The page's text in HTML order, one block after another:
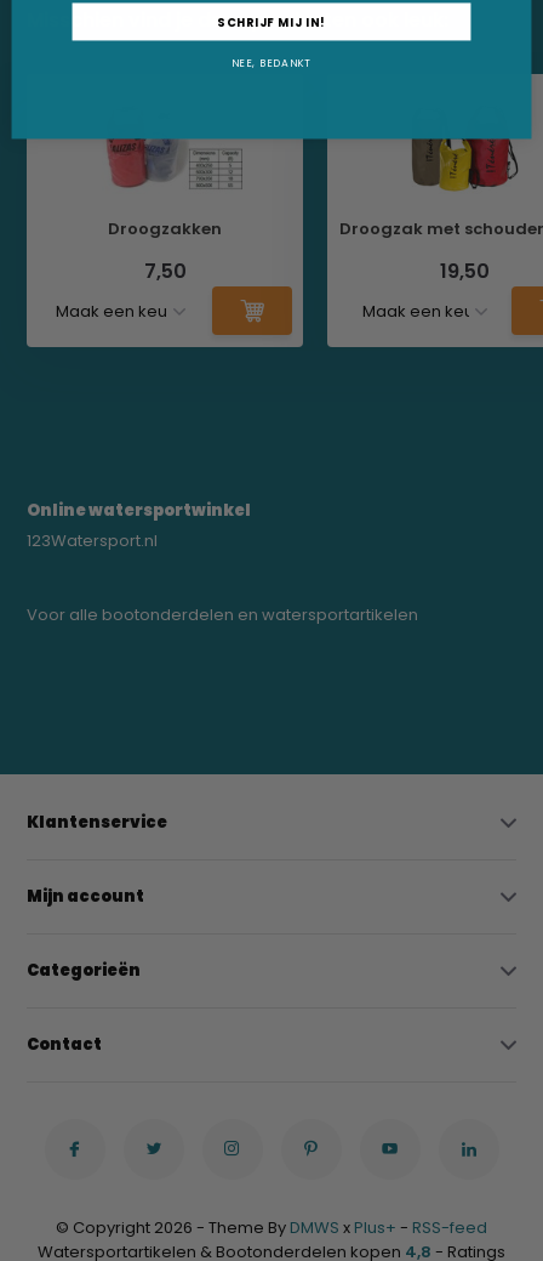
Misschien vind je deze producten ook leuk:
Droogzakken
7,50
Droogzak met
19,50
Online watersportwinkel
123Watersport.nl
Voor alle bootonderdelen en watersportartikelen
Klantenservice
Mijn account
Categorieën
Contact
© Copyright 2026 - Theme By DMWS x Plus+ - RSS-feed
Watersportartikelen & Bootonderdelen kopen 4,8 - Ratings
SCHRIJF MIJ IN!
NEE, BEDANKT